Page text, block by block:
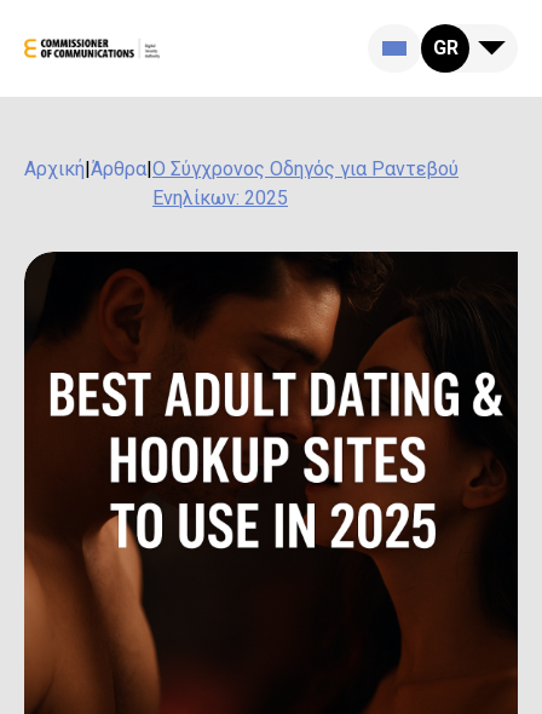
GR
Αρχική|Άρθρα|Ο Σύγχρονος Οδηγός για Ραντεβού
Ενηλίκων: 2025